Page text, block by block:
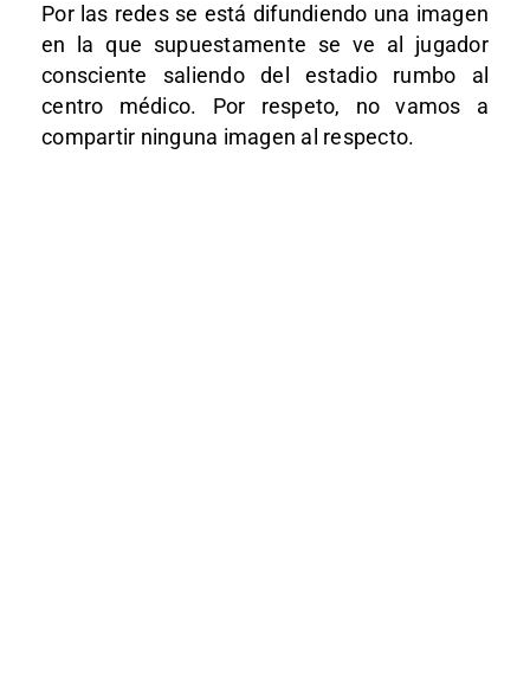
Por las redes se está difundiendo una imagen
en la que supuestamente se ve al jugador
consciente saliendo del estadio rumbo al
centro médico. Por respeto, no vamos a
compartir ninguna imagen al respecto.